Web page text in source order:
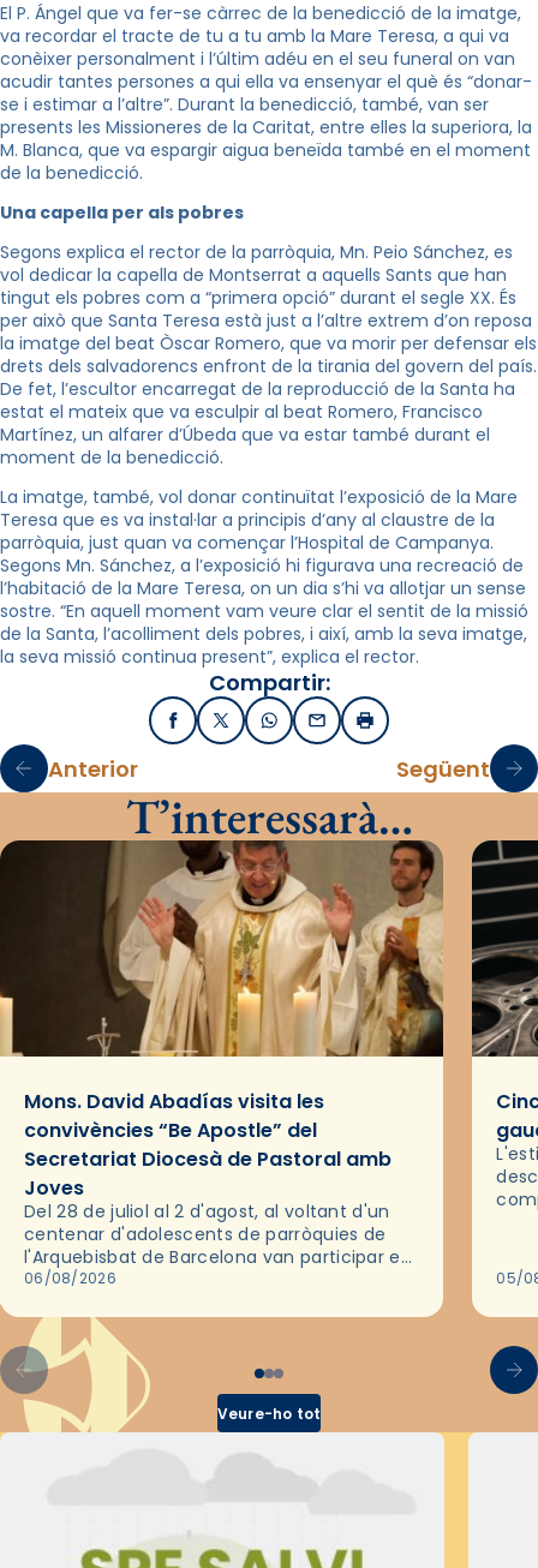
El P. Ángel que va fer-se càrrec de la benedicció de la imatge,
va recordar el tracte de tu a tu amb la Mare Teresa, a qui va
conèixer personalment i l’últim adéu en el seu funeral on van
acudir tantes persones a qui ella va ensenyar el què és “donar-
se i estimar a l’altre”. Durant la benedicció, també, van ser
presents les Missioneres de la Caritat, entre elles la superiora, la
M. Blanca, que va espargir aigua beneïda també en el moment
de la benedicció.
Una capella per als pobres
Segons explica el rector de la parròquia, Mn. Peio Sánchez, es
vol dedicar la capella de Montserrat a aquells Sants que han
tingut els pobres com a “primera opció” durant el segle XX. És
per això que Santa Teresa està just a l’altre extrem d’on reposa
la imatge del beat Òscar Romero, que va morir per defensar els
drets dels salvadorencs enfront de la tirania del govern del país.
De fet, l’escultor encarregat de la reproducció de la Santa ha
estat el mateix que va esculpir al beat Romero, Francisco
Martínez, un alfarer d’Úbeda que va estar també durant el
moment de la benedicció.
La imatge, també, vol donar continuïtat l’exposició de la Mare
Teresa que es va instal·lar a principis d’any al claustre de la
parròquia, just quan va començar l’Hospital de Campanya.
Segons Mn. Sánchez, a l’exposició hi figurava una recreació de
l’habitació de la Mare Teresa, on un dia s’hi va allotjar un sense
sostre. “En aquell moment vam veure clar el sentit de la missió
de la Santa, l’acolliment dels pobres, i així, amb la seva imatge,
la seva missió continua present”, explica el rector.
Compartir:
FacebookX / TwitterWhatsApp
EmailImprimir
Anterior Següent
T’interessarà…
Mons. David Abadías visita les
convivències “Be Apostle” del
Secretariat Diocesà de Pastoral amb
Joves
Del 28 de juliol al 2 d'agost, al voltant d'un
centenar d'adolescents de parròquies de
l'Arquebisbat de Barcelona van participar en
les convivències Be Apostle, organitzades
06/08/2026 05/
Veure-ho tot